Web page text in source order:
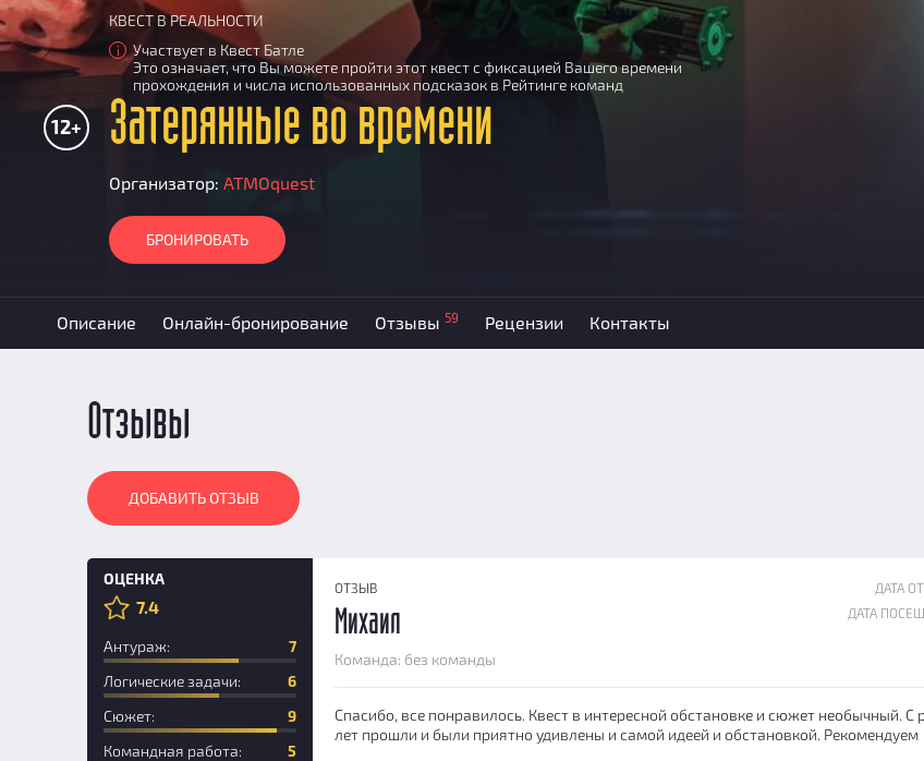
КВЕСТ В РЕАЛЬНОСТИ
i
Участвует в Квест Батле
Это означает, что Вы можете пройти этот квест с фиксацией Вашего времени
прохождения и числа использованных подсказок в Рейтинге команд
Затерянные во времени
12+
Организатор: АТМОquest
БРОНИРОВАТЬ
Описание Онлайн-бронирование Отзывы 59 Рецензии Контакты
Отзывы
ДОБАВИТЬ ОТЗЫВ
ОЦЕНКА
7.4
Антураж:
7
Логические задачи:
6
Сюжет:
9
Командная работа:
5
ОТЗЫВ
ДАТА
ДАТА
Михаил
Команда: без команды
Спасибо, все понравилось. Квест в интересной обстановке и сюжет необычный. С
лет прошли и были приятно удивлены и самой идеей и обстановкой. Рекомендуем